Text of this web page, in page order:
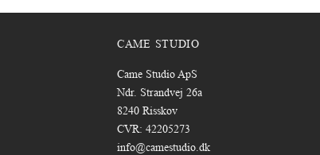
CAME STUDIO
Came Studio ApS
Ndr. Strandvej 26a
8240 Risskov
CVR: 42205273
info@camestudio.dk